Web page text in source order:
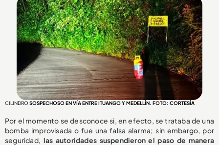
CILINDRO SOSPECHOSO EN VÍA ENTRE ITUANGO Y MEDELLÍN. FOTO: CORTESÍA
Por el momento se desconoce si, en efecto, se trataba de una
bomba improvisada o fue una falsa alarma; sin embargo, por
seguridad, las autoridades suspendieron el paso de manera